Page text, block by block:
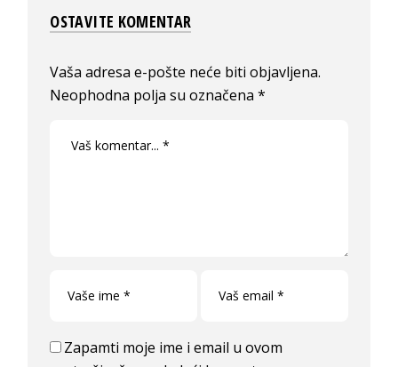
OSTAVITE KOMENTAR
Vaša adresa e-pošte neće biti objavljena.
Neophodna polja su označena*
Zapamti moje ime i email u ovom